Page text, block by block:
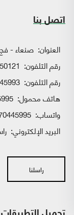
اتصل بنا
العنوان: صنعاء -
رقم التلفون:
رقم التلفون:
هاتف محمول:
واتساب:
البريد الإلكتروني:
راسلنا